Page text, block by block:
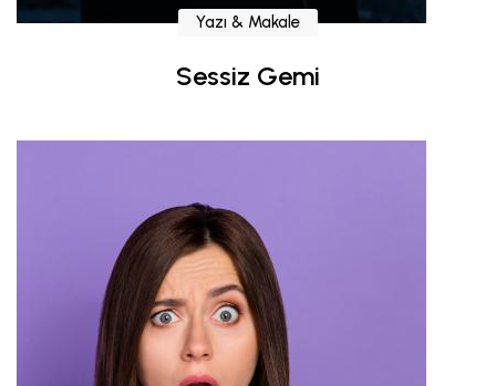
Yazı & Makale
Sessiz Gemi